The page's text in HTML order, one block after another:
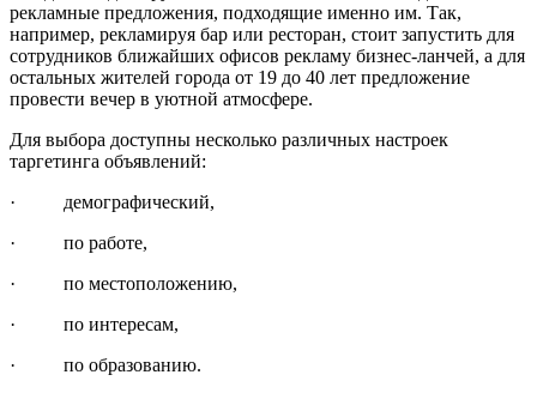
рекламные предложения, подходящие именно им. Так,
например, рекламируя бар или ресторан, стоит запустить для
сотрудников ближайших офисов рекламу бизнес-ланчей, а для
остальных жителей города от 19 до 40 лет предложение
провести вечер в уютной атмосфере.
Для выбора доступны несколько различных настроек
таргетинга объявлений:
· демографический,
· по работе,
· по местоположению,
· по интересам,
· по образованию.